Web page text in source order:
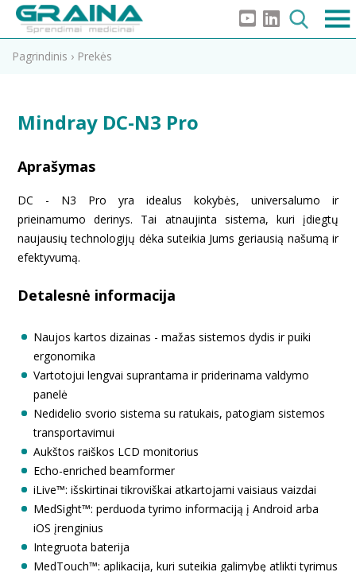
Pagrindinis › Prekės
Mindray DC-N3 Pro
Aprašymas
DC - N3 Pro yra idealus kokybės, universalumo ir
prieinamumo derinys. Tai atnaujinta sistema, kuri įdiegtų
naujausių technologijų dėka suteikia Jums geriausią našumą ir
efektyvumą.
Detalesnė informacija
Naujos kartos dizainas - mažas sistemos dydis ir puiki
ergonomika
Vartotojui lengvai suprantama ir priderinama valdymo
panelė
Nedidelio svorio sistema su ratukais, patogiam sistemos
transportavimui
Aukštos raiškos LCD monitorius
Echo-enriched beamformer
iLive™: išskirtinai tikroviškai atkartojami vaisiaus vaizdai
MedSight™: perduoda tyrimo informaciją į Android arba
iOS įrenginius
Integruota baterija
MedTouch™: aplikacija, kuri suteikia galimybę atlikti tyrimus